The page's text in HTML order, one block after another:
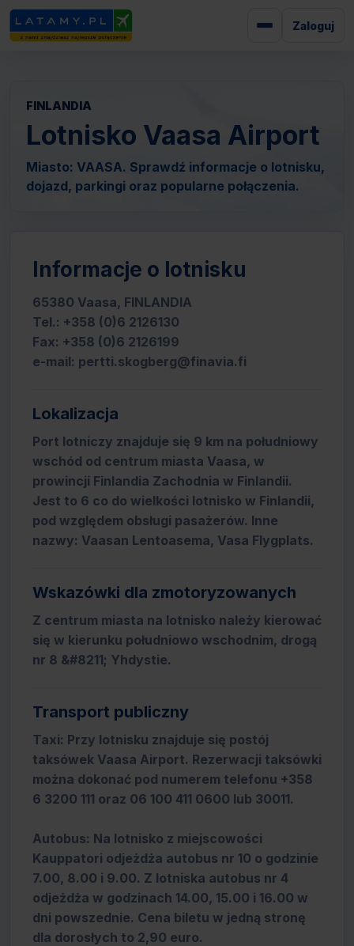
Zaloguj
FINLANDIA
Lotnisko Vaasa Airport
Miasto: VAASA. Sprawdź informacje o lotnisku,
dojazd, parkingi oraz popularne połączenia.
Informacje o lotnisku
65380 Vaasa, FINLANDIA
Tel.: +358 (0)6 2126130
Fax: +358 (0)6 2126199
e-mail: pertti.skogberg@finavia.fi
Lokalizacja
Port lotniczy znajduje się 9 km na południowy
wschód od centrum miasta Vaasa, w
prowincji Finlandia Zachodnia w Finlandii.
Jest to 6 co do wielkości lotnisko w Finlandii,
pod względem obsługi pasażerów. Inne
nazwy: Vaasan Lentoasema, Vasa Flygplats.
Wskazówki dla zmotoryzowanych
Z centrum miasta na lotnisko należy kierować
się w kierunku południowo wschodnim, drogą
nr 8 &#8211; Yhdystie.
Transport publiczny
Taxi: Przy lotnisku znajduje się postój
taksówek Vaasa Airport. Rezerwacji taksówki
można dokonać pod numerem telefonu +358
6 3200 111 oraz 06 100 411 0600 lub 30011.
Autobus: Na lotnisko z miejscowości
Kauppatori odjeżdża autobus nr 10 o godzinie
7.00, 8.00 i 9.00. Z lotniska autobus nr 4
odjeżdża w godzinach 14.00, 15.00 i 16.00 w
dni powszednie. Cena biletu w jedną stronę
dla dorosłych to 2,90 euro.